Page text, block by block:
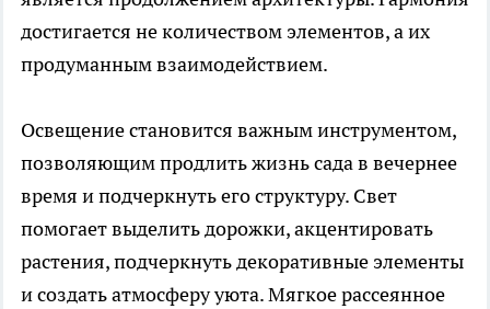
достигается не количеством элементов, а их
продуманным взаимодействием.
Освещение становится важным инструментом,
позволяющим продлить жизнь сада в вечернее
время и подчеркнуть его структуру. Свет
помогает выделить дорожки, акцентировать
растения, подчеркнуть декоративные элементы
и создать атмосферу уюта. Мягкое рассеянное